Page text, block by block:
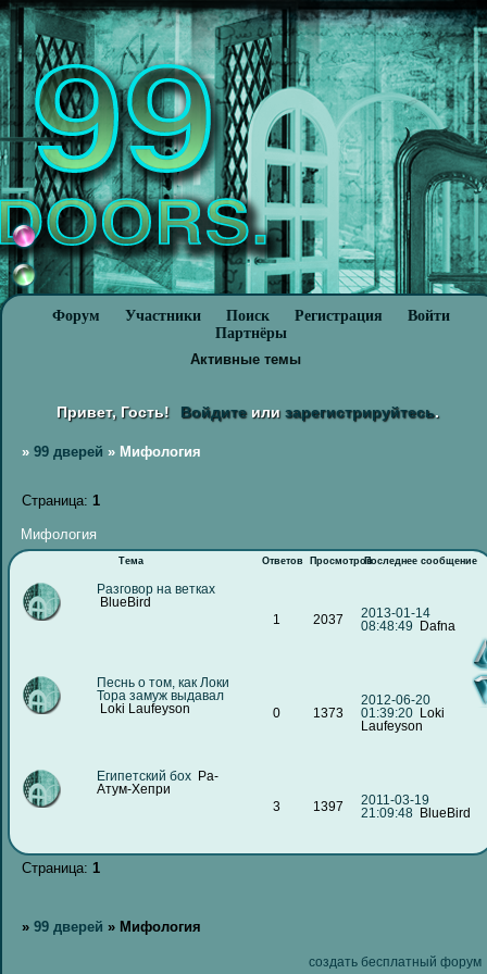
Форум Участники Поиск Регистрация
Войти
Партнёры
Активные темы
Привет, Гость! Войдитеили зарегистрируйтесь.
» 99 дверей » Мифология
Мифология
Страница: 1
Тема Ответов ПросмотровПоследнее сообщение
Разговор на ветках
BlueBird
1
2037
2013-01-14
08:48:49
Dafna
Песнь о том, как Локи
Тора замуж выдавал
Loki Laufeyson
0 1373
2012-06-20
01:39:20
Loki
Laufeyson
Египетский бох
Ра-
Атум-Хепри
3
1397
2011-03-19
21:09:48
BlueBird
Страница: 1
» 99 дверей » Мифология
создать бесплатный форум